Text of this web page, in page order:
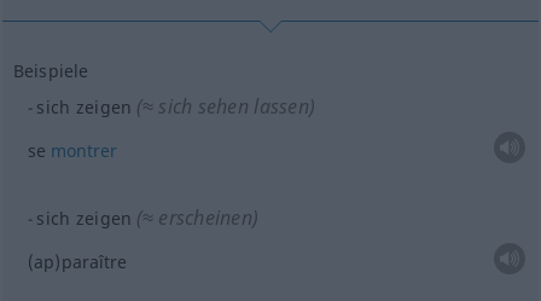
Beispiele
sich zeigen (≈ sich sehen lassen)
se montrer
sich zeigen (≈ erscheinen)
(ap)paraître